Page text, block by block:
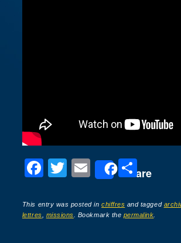
F
c
e
T
tt
er
E
ail
Share
P
ta
g
This entry was posted inchiffres and tagged
lettres
missions . Bookmark the permalink